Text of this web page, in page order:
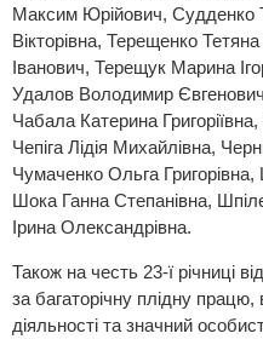
Максим Юрійович, Судденко
Вікторівна, Терещенко
Іванович, Терещук Марина
Удалов Володимир
Чабала Катерина
Чепіга Лідія Михайлівна,
Чумаченко Ольга
Шока Ганна Степанівна,
Ірина Олександрівна.
Також на честь 23-ї річниці
за багаторічну плідну працю,
діяльності та значний